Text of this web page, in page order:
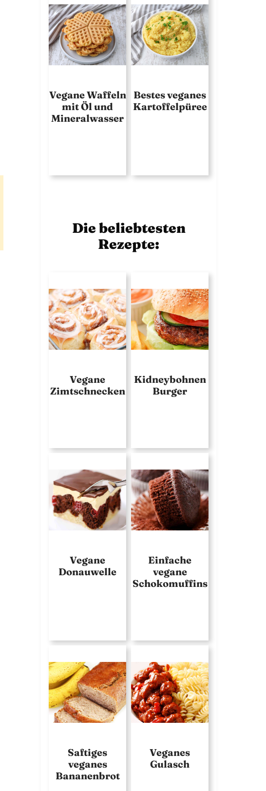
Vegane Waffeln
mit Öl und
Mineralwasser
Bestes veganes
Kartoffelpüree
Die beliebtesten
Rezepte:
Vegane
Zimtschnecken
Kidneybohnen
Burger
Vegane
Donauwelle
Einfache
vegane
Schokomuffins
Saftiges
veganes
Bananenbrot
Veganes
Gulasch